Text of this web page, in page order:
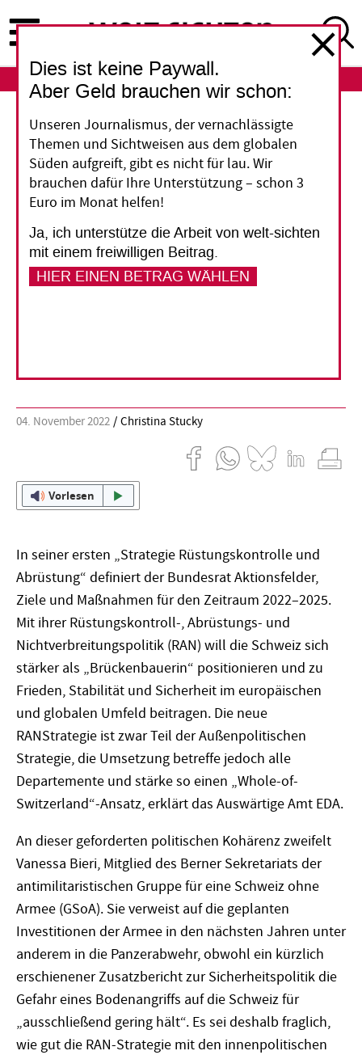
zum
Inhalt
ABO
Schweiz
Rüstungspolitik: Gute
Strategie mit
Widersprüchen
In einer neuen Strategie bezeichnet die Schweiz
04. November 2022 Christina Stucky
Vorlesen
In seiner ersten „Strategie Rüstungskontrolle und
Abrüstung“ definiert der Bundesrat Aktionsfelder,
Ziele und Maßnahmen für den Zeitraum 2022–2025.
Mit ihrer Rüstungskontroll-, Abrüstungs- und
Nichtverbreitungspolitik (RAN) will die Schweiz sich
stärker als „Brückenbauerin“ positionieren und zu
Frieden, Stabilität und Sicherheit im europäischen
und globalen Umfeld beitragen. Die neue
RANStrategie ist zwar Teil der Außenpolitischen
Strategie, die Umsetzung betreffe jedoch alle
Departemente und stärke so einen „Whole-of-
Switzerland“-Ansatz, erklärt das Auswärtige Amt EDA.
An dieser geforderten politischen Kohärenz zweifelt
Vanessa Bieri, Mitglied des Berner Sekretariats der
antimilitaristischen Gruppe für eine Schweiz ohne
Armee (GSoA). Sie verweist auf die geplanten
Investitionen der Armee in den nächsten Jahren unter
anderem in die Panzerabwehr, obwohl ein kürzlich
erschienener Zusatzbericht zur Sicherheitspolitik die
Gefahr eines Bodenangriffs auf die Schweiz für
„ausschließend gering hält“. Es sei deshalb fraglich,
wie gut die RAN-Strategie mit den innenpolitischen
Dies ist keine Paywall.
Aber Geld brauchen wir schon:
Unseren Journalismus, der vernachlässigte
Themen und Sichtweisen aus dem globalen
Süden aufgreift, gibt es nicht für lau. Wir
brauchen dafür Ihre Unterstützung – schon 3
Euro im Monat helfen!
Ja, ich unterstütze die Arbeit von welt-sichten
mit einem freiwilligen Beitrag.
HIER EINEN BETRAG WÄHLEN